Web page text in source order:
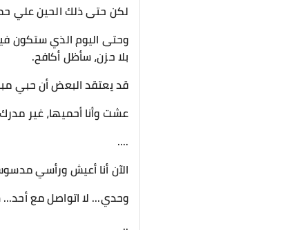
لكن حتى ذلك الحين علي
وحتى اليوم الذي ستكون
بلا حزن، سأظل أكافح.
قد يعتقد البعض أن حبي
عشت وأنا أحميها، غير
....
الآن أنا أعيش ورأسي
وحدي... لا اتواصل مع
..